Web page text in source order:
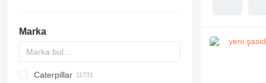
Marka
Titan
AL
SP
AX
X-Series
AFW
HD
FlexiROC
1304
400 - series
BC
BG
BB
TW
553
GSH
Leonardo
AHK
K-series
CK
3.5
B-series
450
Caterpillar